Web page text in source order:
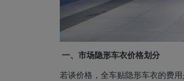
一、市场隐形车衣价格划分
若谈价格，全车贴隐形车衣的费